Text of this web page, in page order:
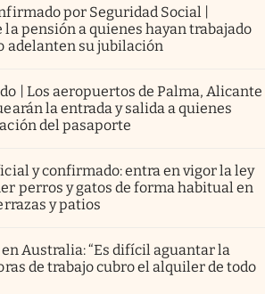
por Seguridad Social |
la pensión a quienes hayan trabajado
adelanten su jubilación
| Los aeropuertos de Palma, Alicante
la entrada y salida a quienes
del pasaporte
y confirmado: entra en vigor la ley
perros y gatos de forma habitual en
y patios
Australia: “Es difícil aguantar la
de trabajo cubro el alquiler de todo